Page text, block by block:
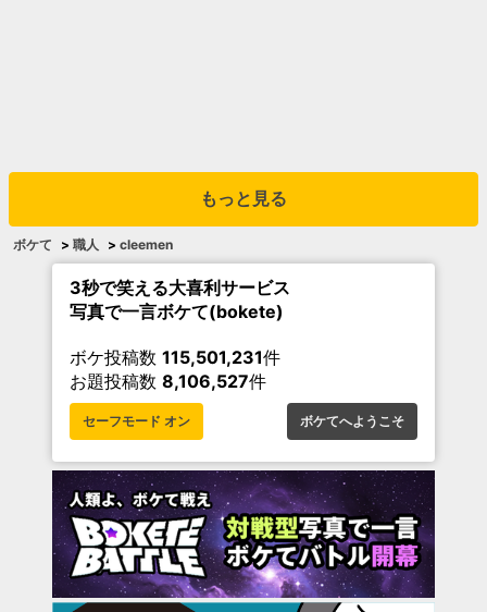
もっと見る
ボケて > 職人 > cleemen
3秒で笑える大喜利サービス
写真で一言ボケて(bokete)
ボケ投稿数 115,501,231件
お題投稿数 8,106,527件
セーフモード オン ボケてへようこそ